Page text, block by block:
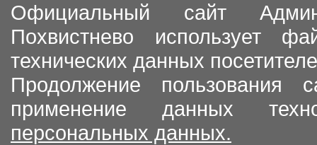
Официальный сайт
Похвистнево использует
технических данных
Продолжение пользования
применение данных
персональных данных.